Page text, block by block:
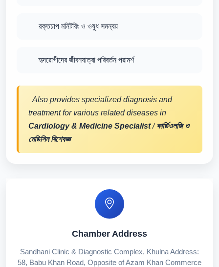
রক্তচাপ মনিটরিং ও ওষুধ সমন্বয়
হৃদরোগীদের জীবনযাত্রা পরিবর্তন পরামর্শ
Also provides specialized diagnosis and
treatment for various related diseases in
Cardiology & Medicine Specialist/কার্ডিওলজি ও
মেডিসিন বিশেষজ্ঞ
Chamber Address
Sandhani Clinic & Diagnostic Complex, Khulna Address:
58, Babu Khan Road, Opposite of Azam Khan Commerce